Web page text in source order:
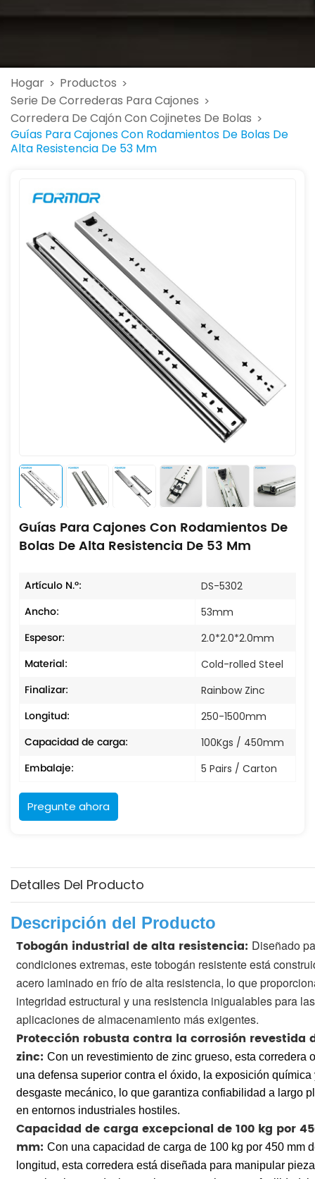
Hogar > Productos >
Serie De Correderas Para Cajones >
Corredera De Cajón Con Cojinetes De Bolas >
Guías Para Cajones Con Rodamientos De Bolas De
Alta Resistencia De 53 Mm
Guías Para Cajones Con Rodamientos De
Bolas De Alta Resistencia De 53 Mm
Artículo N.º: DS-5302
Ancho: 53mm
Espesor: 2.0*2.0*2.0mm
Material: Cold-rolled Steel
Finalizar: Rainbow Zinc
Longitud: 250-1500mm
Capacidad de carga: 100Kgs / 450mm
Embalaje: 5 Pairs / Carton
Pregunte ahora
Detalles Del Producto
Descripción del Producto
Tobogán industrial de alta resistencia: Diseñado
condiciones extremas, este tobogán resistente está
acero laminado en frío de alta resistencia, lo que
integridad estructural y una resistencia inigualables para las
aplicaciones de almacenamiento más exigentes.
Protección robusta contra la corrosión revestida
zinc: Con un revestimiento de zinc grueso, esta corredera
una defensa superior contra el óxido, la exposición química
desgaste mecánico, lo que garantiza confiabilidad a largo
en entornos industriales hostiles.
Capacidad de carga excepcional de 100 kg por
mm: Con una capacidad de carga de 100 kg por 450 mm
longitud, esta corredera está diseñada para manipular